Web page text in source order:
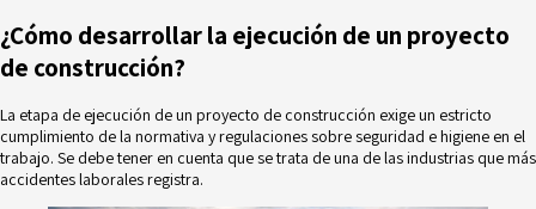
¿Cómo desarrollar la ejecución de un proyecto
de construcción?
La etapa de ejecución de un proyecto de construcción exige un estricto
cumplimiento de la normativa y regulaciones sobre seguridad e higiene en el
trabajo. Se debe tener en cuenta que se trata de una de las industrias que más
accidentes laborales registra.